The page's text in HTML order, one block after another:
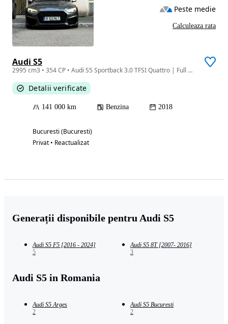
Audi S5
2995 cm3 • 354 CP • Audi S5 Sportback 3.0 TFSI Quattro | Full Option | Masaj | Panoramic |
Detalii verificate
141 000 km Benzina 2018
Bucuresti (Bucuresti)
Privat • Reactualizat
Peste medie
Calculeaza rata
Generații disponibile pentru Audi S5
Audi S5 F5 [2016 - 2024]
5
Audi S5 8T [2007- 2016]
3
Audi S5 in Romania
Audi S5 Arges
2
Audi S5 Bucuresti
2